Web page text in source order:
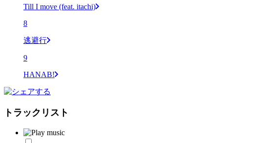
Till I move (feat. itachi)
8
逃避行
9
HANAB!
トラックリスト